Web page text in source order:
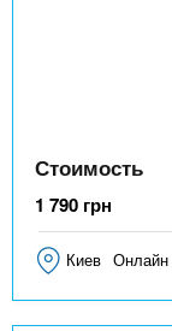
Стоимость
1 790 грн
Киев Онлайн